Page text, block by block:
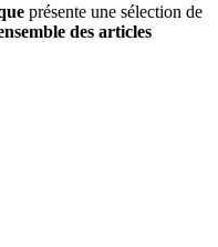
présente une sélection de
des articles